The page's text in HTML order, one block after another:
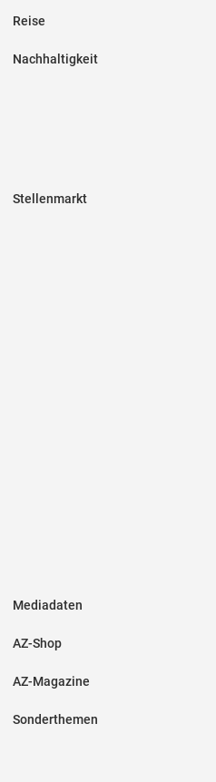
Reise
Nachhaltigkeit
Stellenmarkt
Mediadaten
AZ-Shop
AZ-Magazine
Sonderthemen